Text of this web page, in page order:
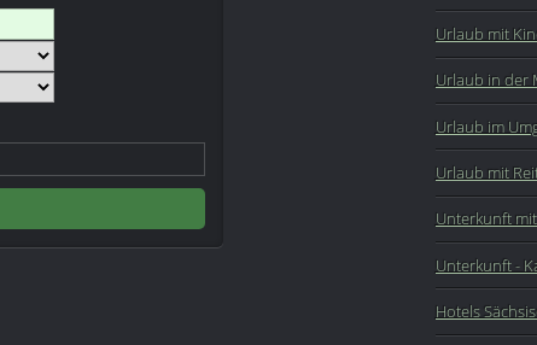
Urlaub mit
Urlaub in der
Urlaub im
Urlaub mit
Unterkunft
Unterkunft -
Hotels